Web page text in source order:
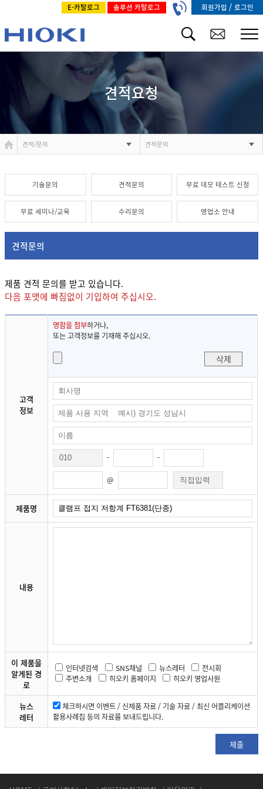
E-카탈로그 솔루션 카탈로그 회원가입 / 로그인
견적요청
견적/문의 견적문의
기술문의 견적문의 무료 데모 테스트 신청
무료 세미나/교육 수리문의 영업소 안내
견적문의
제품 견적 문의를 받고 있습니다.
다음 포맷에 빠짐없이 기입하여 주십시오.
고객
정보
명함을 첨부하거나,
또는 고객정보를 기재해 주십시오.
삭제
- -
@
제품명
내용
이 제품을
알게된 경
로
인터넷검색 SNS채널 뉴스레터
전시회
주변소개
히오키 홈페이지 히오키 영업사원
뉴스
레터
체크하시면 이벤트 / 신제품 자료 / 기술 자료 / 최신 어플리케이션
활용사례집 등의 자료를 보내드립니다.
제출